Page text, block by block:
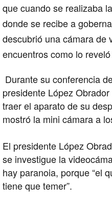
que cuando se realizaba
donde se recibe a
descubrió una cámara de
encuentros como lo
Durante su conferencia
presidente López
traer el aparato de su
mostró la mini cámara a
El presidente López
se investigue la
hay paranoia, porque “el
tiene que temer”.